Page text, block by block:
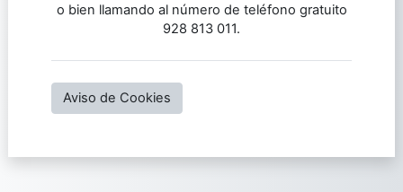
o bien llamando al número de teléfono gratuito
928 813 011.
Aviso de Cookies